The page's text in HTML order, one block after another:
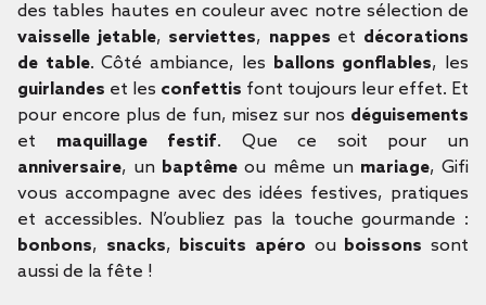
des tables hautes en couleur avec notre sélection de
vaisselle jetable, serviettes, nappes et décorations
de table. Côté ambiance, les ballons gonflables, les
guirlandes et les confettis font toujours leur effet. Et
pour encore plus de fun, misez sur nos déguisements
et maquillage festif. Que ce soit pour un
anniversaire, un baptêmeou même un mariage, Gifi
vous accompagne avec des idées festives, pratiques
et accessibles. N’oubliez pas la touche gourmande :
bonbons, snacks, biscuits apéro ou boissonssont
aussi de la fête !